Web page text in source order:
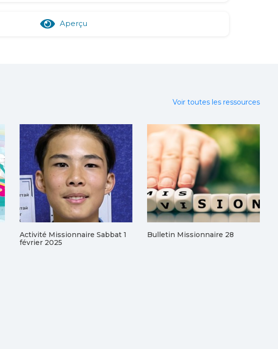
Aperçu
Voir toutes les ressources
Activité Missionnaire Sabbat 1
février 2025
Bulletin Missionnaire 28